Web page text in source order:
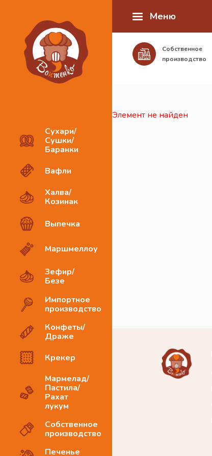
Сухари/
Сушки/
Баранки
Вафли
Халва/
Козинак
Выпечка
Маршмеллоу
Зефир/
Безе
Импортное
производство
Конфеты/
Драже
Крекер
Мармелад/
Пастила/
Рахат
лукум
Собственное
производство
Печенье
Меню
Собственное
производство
Элемент не найден